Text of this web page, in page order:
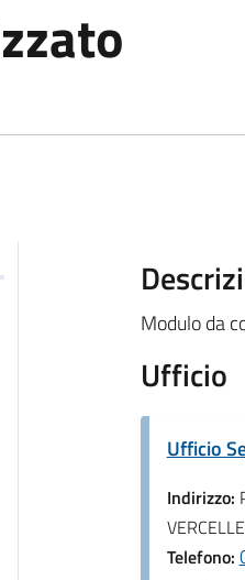
Modulo da
Ufficio
Ufficio
Indirizzo:
Telefono: